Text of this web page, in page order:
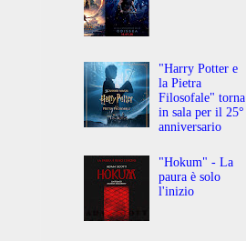
"Harry Potter e
la Pietra
Filosofale" torna
in sala per il 25°
anniversario
"Hokum" - La
paura è solo
l'inizio